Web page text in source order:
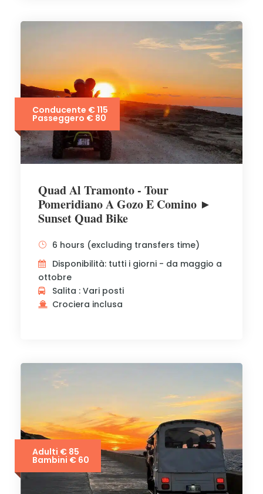
Conducente € 115
Passeggero € 80
Quad Al Tramonto - Tour
Pomeridiano A Gozo E Comino ►
Sunset Quad Bike
6 hours (excluding transfers time)
Disponibilità: tutti i giorni - da maggio a
ottobre
Salita : Vari posti
Crociera inclusa
Adulti € 85
Bambini € 60